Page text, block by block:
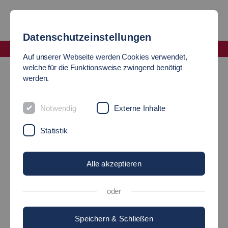
News
EINBLICKE IN PRAXIS,
FORSCHUNG UND
CAMPUSLEBEN: BESUCH
AUS THAILAND
International - Mobilität und Technik - Maschinen
Datenschutzeinstellungen
Auf unserer Webseite werden Cookies verwendet,
welche für die Funktionsweise zwingend benötigt
werden.
Notwendig Externe Inhalte
Statistik
Alle akzeptieren
oder
Speichern & Schließen